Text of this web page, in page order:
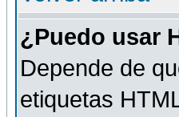
¿Puedo usar
Depende de
etiquetas